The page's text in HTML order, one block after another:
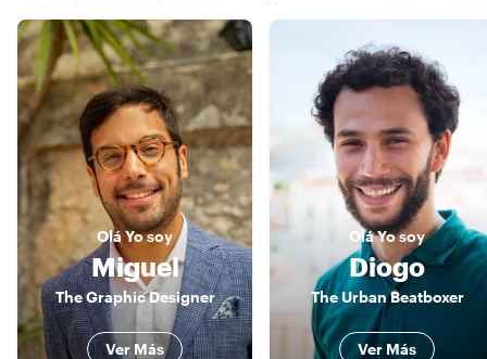
OláYo soy
Miguel
The Graphic Designer
Ver Más
OláYo soy
Diogo
The Urban Beatboxer
Ver Más